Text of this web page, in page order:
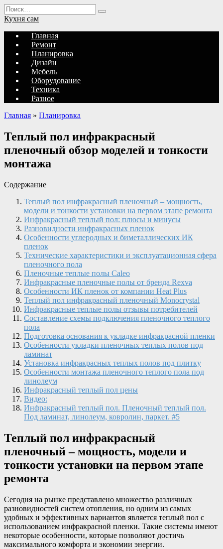
Перейти
к
содержанию
Search
for:
Кухня сам
Главная
Ремонт
Планировка
Дизайн
Мебель
Оборудование
Техника
Разное
Главная » Планировка
Теплый пол инфракрасный
пленочный обзор моделей и тонкости
монтажа
Содержание
Теплый пол инфракрасный пленочный – мощность,
модели и тонкости установки на первом этапе ремонта
Инфракрасный теплый пол: плюсы и минусы
Разновидности инфракрасных пленок
Особенности углеродных и биметаллических ИК
пленок
Технические характеристики и эксплуатационная сфера
пленочного пола
Пленочные теплые полы Caleo
Инфракрасные пленочные полы от бренда Rexva
Особенности ИК пленок от компании Heat Plus
Теплый пол инфракрасный пленочный Monocrystal
Инфракрасные теплые полы отзывы потребителей
Составление схемы подключения пленочного теплого
пола
Подготовка основания к укладке инфракрасной пленки
Особенности укладки пленочных теплых полов под
ламинат
Установка инфракрасных теплых полов под плитку
Особенности монтажа пленочного теплого пола под
линолеум
Инфракрасный теплый пол цены
Видео:
Инфракрасный теплый пол. Пленочный теплый пол.
Под ламинат, линолеум, ковролин, паркет. #5
Теплый пол инфракрасный
пленочный – мощность, модели и
тонкости установки на первом этапе
ремонта
Сегодня на рынке представлено множество различных
разновидностей систем отопления, но одним из самых
удобных и эффективных вариантов является теплый пол с
использованием инфракрасной пленки. Такие системы имеют
некоторые особенности, которые позволяют достичь
максимального комфорта и экономии энергии.